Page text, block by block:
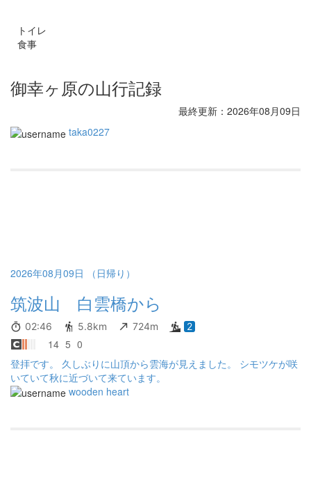
トイレ
食事
御幸ヶ原の山行記録
最終更新：2026年08月09日
taka0227
2026年08月09日 （日帰り）
筑波山 白雲橋から
02:46 5.8km 724m 2
14 5 0
登拝です。 久しぶりに山頂から雲海が見えました。 シモツケが咲
いていて秋に近づいて来ています。
wooden heart